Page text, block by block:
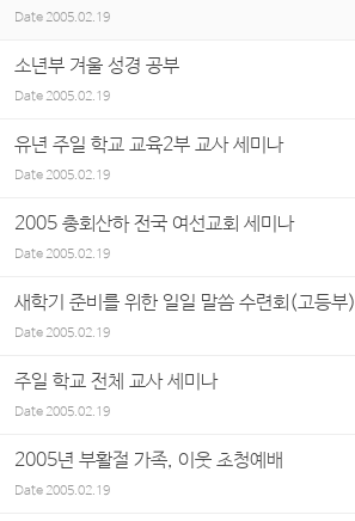
Date 2005.02.19
소년부 겨울 성경 공부
Date2005.02.19
유년 주일 학교 교육2부 교사 세미나
Date2005.02.19
2005 총회산하 전국 여선교회 세미나
Date2005.02.19
새학기 준비를 위한 일일 말씀 수련회(고등부)
Date2005.02.19
주일 학교 전체 교사 세미나
Date2005.02.19
2005년 부활절 가족, 이웃 초청예배
Date2005.02.19